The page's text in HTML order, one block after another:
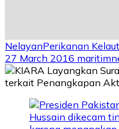
NelayanPerikanan
27 March 2016